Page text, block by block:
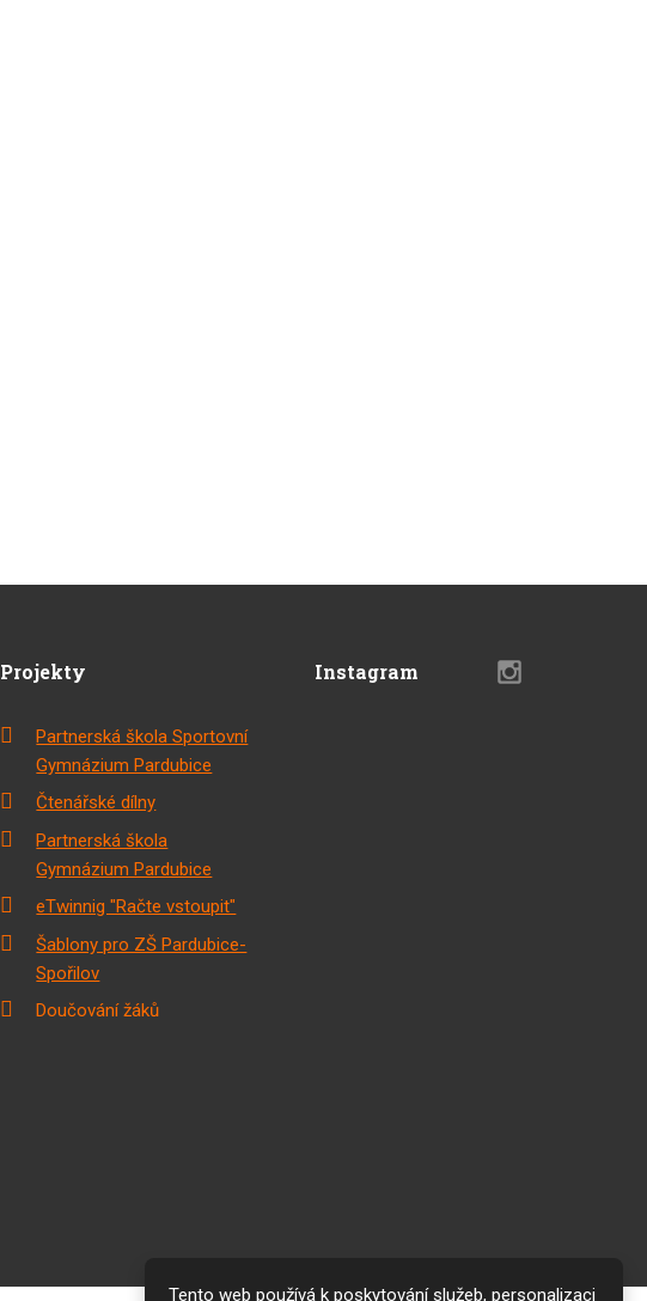
Projekty
Partnerská škola Sportovní
Gymnázium Pardubice
Čtenářské dílny
Partnerská škola
Gymnázium Pardubice
eTwinnig "Račte vstoupit"
Šablony pro ZŠ Pardubice-
Spořilov
Doučování žáků
Instagram
Tento web používá k poskytování služeb, personalizaci